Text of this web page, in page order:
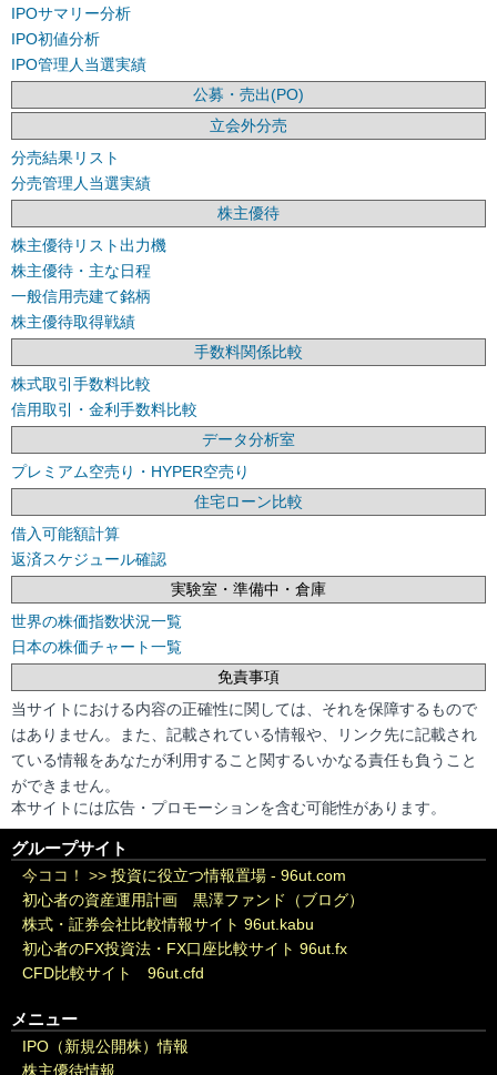
IPOサマリー分析
IPO初値分析
IPO管理人当選実績
公募・売出(PO)
立会外分売
分売結果リスト
分売管理人当選実績
株主優待
株主優待リスト出力機
株主優待・主な日程
一般信用売建て銘柄
株主優待取得戦績
手数料関係比較
株式取引手数料比較
信用取引・金利手数料比較
データ分析室
プレミアム空売り・HYPER空売り
住宅ローン比較
借入可能額計算
返済スケジュール確認
実験室・準備中・倉庫
世界の株価指数状況一覧
日本の株価チャート一覧
免責事項
当サイトにおける内容の正確性に関しては、それを保障するもので
はありません。また、記載されている情報や、リンク先に記載され
ている情報をあなたが利用すること関するいかなる責任も負うこと
ができません。
本サイトには広告・プロモーションを含む可能性があります。
グループサイト
今ココ！ >> 投資に役立つ情報置場 - 96ut.com
初心者の資産運用計画 黒澤ファンド（ブログ）
株式・証券会社比較情報サイト 96ut.kabu
初心者のFX投資法・FX口座比較サイト 96ut.fx
CFD比較サイト 96ut.cfd
メニュー
IPO（新規公開株）情報
株主優待情報